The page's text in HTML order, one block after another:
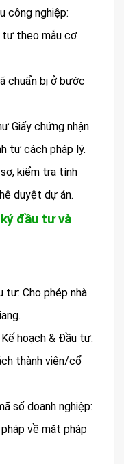
công nghiệp:
tư theo mẫu cơ
chuẩn bị ở bước
Giấy chứng nhận
tư cách pháp lý.
kiểm tra tính
duyệt dự án.
đầu tư và
tư: Cho phép nhà
hoạch & Đầu tư:
thành viên/cổ
số doanh nghiệp:
về mặt pháp